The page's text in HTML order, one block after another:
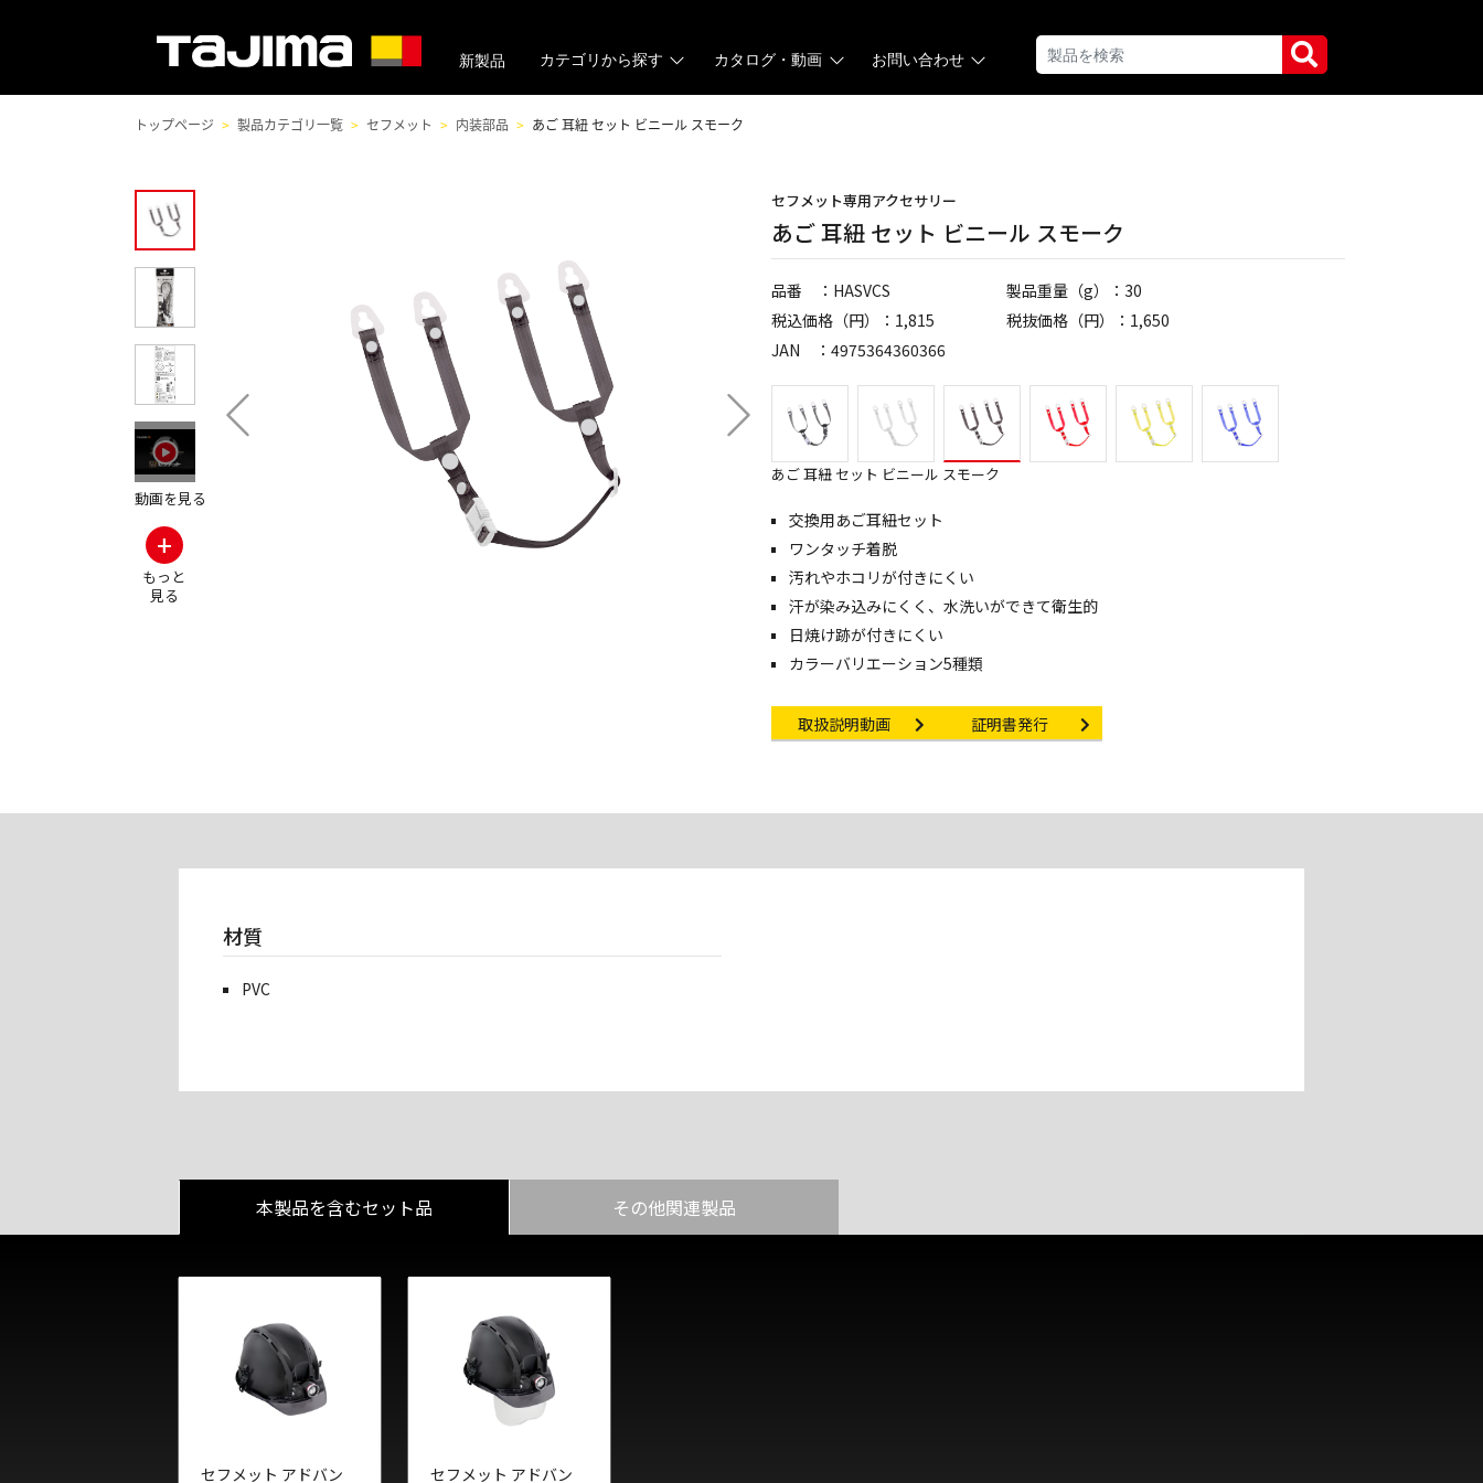
新製品 カテゴリから探す カタログ・動画 お問い合わせ
トップページ 製品カテゴリ一覧 セフメット 内装部品 あご 耳紐 セット ビニール スモーク
動画を見る
+
もっと
見る
その他の製品画像・動画を見る
セフメット専用アクセサリー
あご 耳紐 セット ビニール スモーク
品番 ：HASVCS
製品重量（g）：30
税込価格（円）：1,815
税抜価格（円）：1,650
JAN ：4975364360366
あご 耳紐 セット ビニール スモーク
交換用あご耳紐セット
ワンタッチ着脱
汚れやホコリが付きにくい
汗が染み込みにくく、水洗いができて衛生的
日焼け跡が付きにくい
カラーバリエーション5種類
Instruction video
取扱説明動画 Certificate Issuance
証明書発行
材質
PVC
本製品を含むセット品 その他関連製品
セフメット アドバン セフメット アドバン